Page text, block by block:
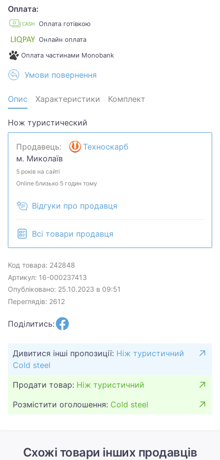
Оплата:
Оплата готівкою
Онлайн оплата
Оплата частинами Monobank
Умови повернення
Опис Характеристики Комплект
Нож туристический
Продавець:
Техноскарб
м. Миколаїв
5 років на сайті
Online близько 5 годин тому
Відгуки про продавця
Всі товари продавця
Код товара: 242848
Артикул: 16-000237413
Опубліковано: 25.10.2023 в 09:51
Переглядів: 2612
Поділитись:
Дивитися інші пропозиції: Ніж туристичний
Cold steel
Продати товар: Ніж туристичний
Розмістити оголошення: Cold steel
Схожі товари інших продавців